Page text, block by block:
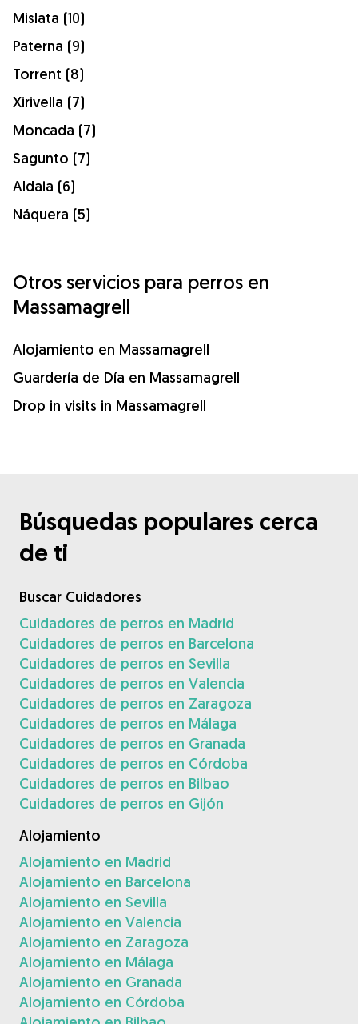
Mislata (10)
Paterna (9)
Torrent (8)
Xirivella (7)
Moncada (7)
Sagunto (7)
Aldaia (6)
Náquera (5)
Otros servicios para perros en
Massamagrell
Alojamiento en Massamagrell
Guardería de Día en Massamagrell
Drop in visits in Massamagrell
Búsquedas populares cerca
de ti
Buscar Cuidadores
Cuidadores de perros en Madrid
Cuidadores de perros en Barcelona
Cuidadores de perros en Sevilla
Cuidadores de perros en Valencia
Cuidadores de perros en Zaragoza
Cuidadores de perros en Málaga
Cuidadores de perros en Granada
Cuidadores de perros en Córdoba
Cuidadores de perros en Bilbao
Cuidadores de perros en Gijón
Alojamiento
Alojamiento en Madrid
Alojamiento en Barcelona
Alojamiento en Sevilla
Alojamiento en Valencia
Alojamiento en Zaragoza
Alojamiento en Málaga
Alojamiento en Granada
Alojamiento en Córdoba